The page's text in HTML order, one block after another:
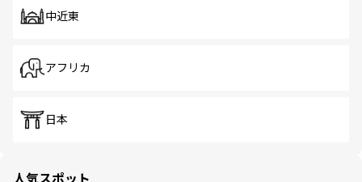
中近東
アフリカ
日本
人気スポット